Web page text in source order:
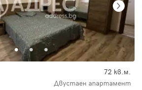
72 кв.м.
Двустаен апартамент